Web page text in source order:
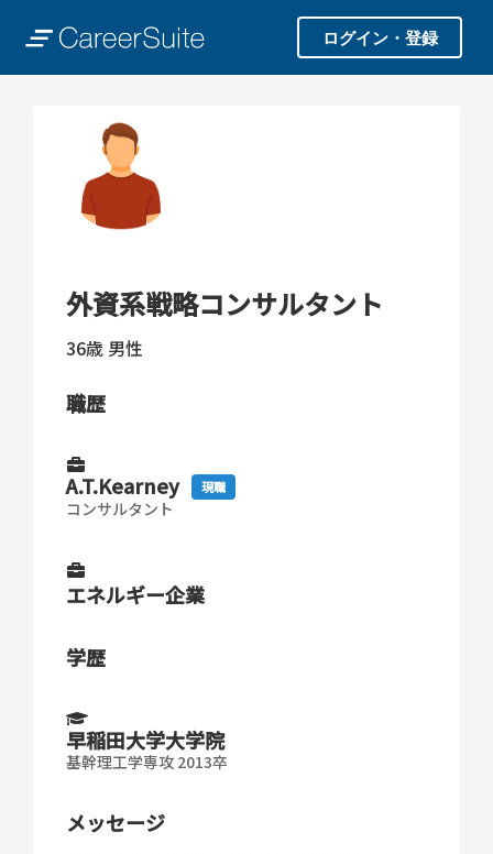
ログイン・登録
外資系戦略コンサルタント
36歳 男性
職歴
A.T.Kearney 現職
コンサルタント
エネルギー企業
学歴
早稲田大学大学院
基幹理工学専攻 2013卒
メッセージ